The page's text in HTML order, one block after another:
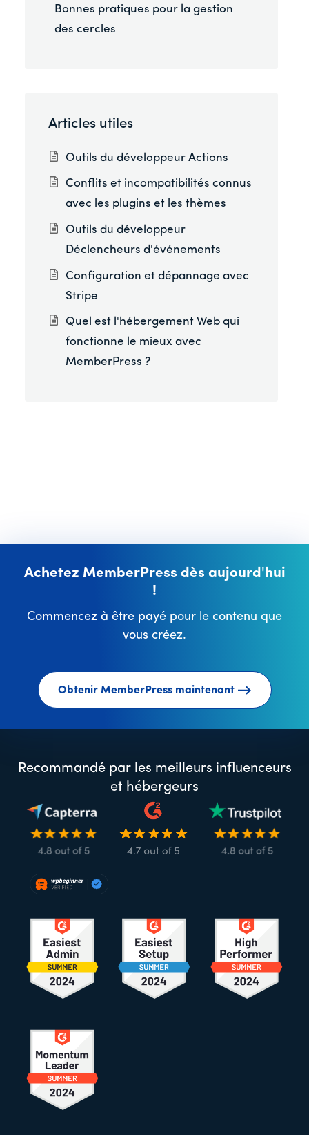
Bonnes pratiques pour la gestion
des cercles
Articles utiles
Outils du développeur Actions
Conflits et incompatibilités connus
avec les plugins et les thèmes
Outils du développeur
Déclencheurs d'événements
Configuration et dépannage avec
Stripe
Quel est l'hébergement Web qui
fonctionne le mieux avec
MemberPress ?
Achetez MemberPress dès aujourd'hui
!
Commencez à être payé pour le contenu que
vous créez.
Obtenir MemberPress maintenant
Recommandé par les meilleurs influenceurs
et hébergeurs